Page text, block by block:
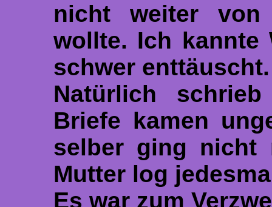
nicht weiter von
wollte. Ich kannte
schwer enttäuscht.
Natürlich
Briefe kamen
selber ging nicht
Mutter log
Es war zum